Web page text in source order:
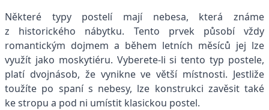
Některé typy postelí mají nebesa, která známe
z historického nábytku. Tento prvek působí vždy
romantickým dojmem a během letních měsíců jej lze
využít jako moskytiéru. Vyberete-li si tento typ postele,
platí dvojnásob, že vynikne ve větší místnosti. Jestliže
toužíte po spaní s nebesy, lze konstrukci zavěsit také
ke stropu a pod ni umístit klasickou postel.